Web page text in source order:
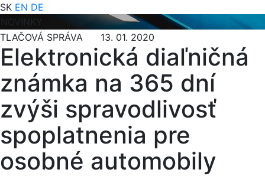
SK EN DE
NOVINKY
TLAČOVÁ SPRÁVA 13. 01. 2020
Elektronická diaľničná
známka na 365 dní
zvýši spravodlivosť
spoplatnenia pre
osobné automobily